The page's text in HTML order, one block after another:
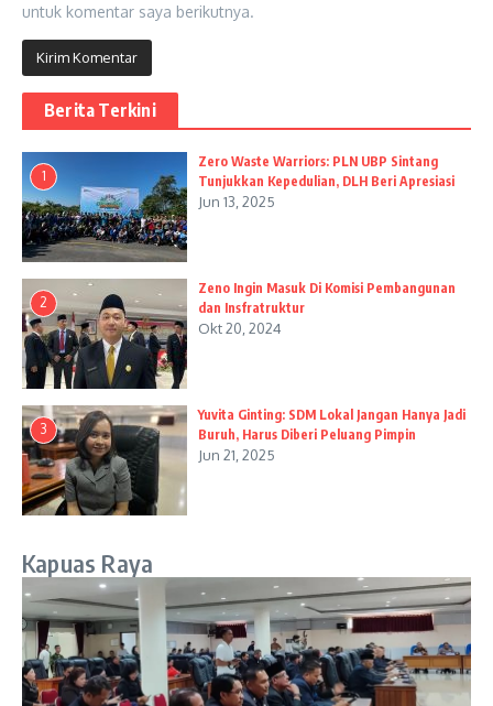
untuk komentar saya berikutnya.
Berita Terkini
1
Zero Waste Warriors: PLN UBP Sintang
Tunjukkan Kepedulian, DLH Beri Apresiasi
Jun 13, 2025
2
Zeno Ingin Masuk Di Komisi Pembangunan
dan Insfratruktur
Okt 20, 2024
3
Yuvita Ginting: SDM Lokal Jangan Hanya Jadi
Buruh, Harus Diberi Peluang Pimpin
Jun 21, 2025
Kapuas Raya